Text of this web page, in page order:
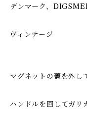
デンマーク、
ヴィンテージ
マグネットの蓋を外し
ハンドルを回してガリ